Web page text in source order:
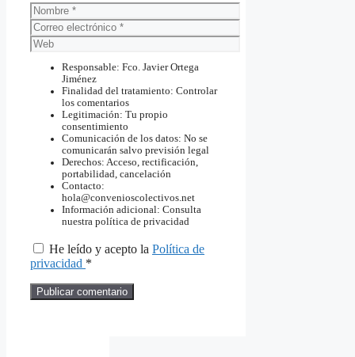
Nombre
Correo
electrónico
Web
Responsable: Fco. Javier Ortega
Jiménez
Finalidad del tratamiento: Controlar
los comentarios
Legitimación: Tu propio
consentimiento
Comunicación de los datos: No se
comunicarán salvo previsión legal
Derechos: Acceso, rectificación,
portabilidad, cancelación
Contacto:
hola@convenioscolectivos.net
Información adicional: Consulta
nuestra política de privacidad
He leído y acepto la Política de
privacidad *